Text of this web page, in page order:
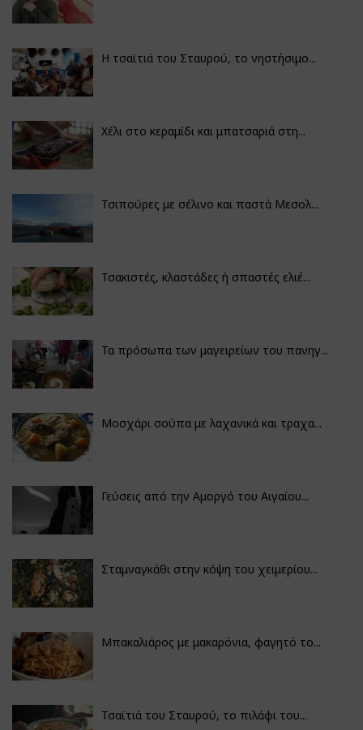
Η τσαϊτιά του Σταυρού, το νηστήσιμο...
Χέλι στο κεραμίδι και μπατσαριά στη...
Τσιπούρες με σέλινο και παστά Μεσολ...
Τσακιστές, κλαστάδες ή σπαστές ελιέ...
Τα πρόσωπα των μαγειρείων του πανηγ...
Μοσχάρι σούπα με λαχανικά και τραχα...
Γεύσεις από την Αμοργό του Αιγαίου...
Σταμναγκάθι στην κόψη του χειμερίου...
Μπακαλιάρος με μακαρόνια, φαγητό το...
Τσαϊτιά του Σταυρού, το πιλάφι του...